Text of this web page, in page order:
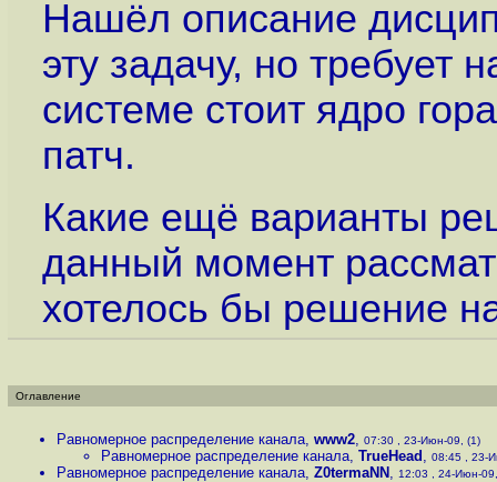
Нашёл описание
эту задачу, но требует
системе стоит ядро
патч.
Какие ещё варианты
данный момент
хотелось бы решение
Оглавление
Равномерное распределение канала, www2, 07:30 , 23-Июн-09, (1)
Равномерное распределение канала, TrueHead , 08:45 , 23-
Равномерное распределение канала, Z0termaNN , 12:03 , 24-Июн-